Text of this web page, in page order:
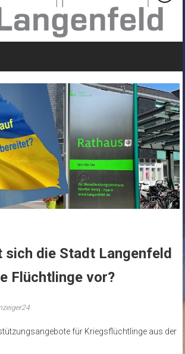
sich die Stadt Langenfeld
Flüchtlinge vor?
für Kriegsflüchtlinge aus der